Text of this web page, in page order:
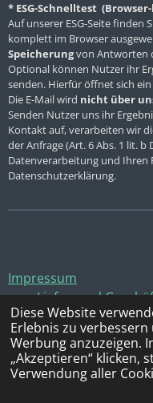
Diese Website
Erlebnis zu
Werbung anzuzeigen.
„Akzeptieren“ klicken,
Verwendung aller
* ESG-Schnelltest
Auf unserer ESG-Seite finden
komplett im Browser
Speicherungvon Antworten
Optional können Nutzer ihr
senden. Hierfür öffnet sich
Die E-Mail wird nicht über
Senden Nutzer uns ihr
Kontakt auf, verarbeiten wir
der Anfrage (Art. 6 Abs. 1 lit.
Datenverarbeitung und Ihren
Datenschutzerklärung.
Impressum
Liefer- und
© 2024